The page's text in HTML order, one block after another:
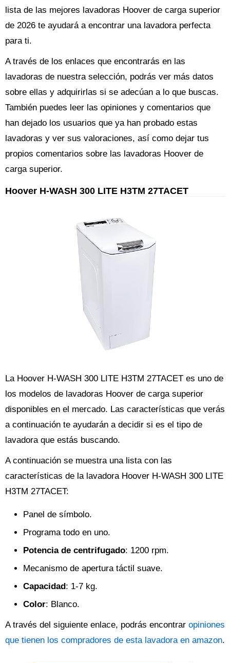
lista de las mejores lavadoras Hoover de carga superior
de 2026 te ayudará a encontrar una lavadora perfecta
para ti.
A través de los enlaces que encontrarás en las
lavadoras de nuestra selección, podrás ver más datos
sobre ellas y adquirirlas si se adecúan a lo que buscas.
También puedes leer las opiniones y comentarios que
han dejado los usuarios que ya han probado estas
lavadoras y ver sus valoraciones, así como dejar tus
propios comentarios sobre las lavadoras Hoover de
carga superior.
Hoover H-WASH 300 LITE H3TM 27TACET
La Hoover H-WASH 300 LITE H3TM 27TACET es uno de
los modelos de lavadoras Hoover de carga superior
disponibles en el mercado. Las características que verás
a continuación te ayudarán a decidir si es el tipo de
lavadora que estás buscando.
A continuación se muestra una lista con las
características de la lavadora Hoover H-WASH 300 LITE
H3TM 27TACET:
Panel de símbolo.
Programa todo en uno.
Potencia de centrifugado: 1200 rpm.
Mecanismo de apertura táctil suave.
Capacidad: 1-7 kg.
Color: Blanco.
A través del siguiente enlace, podrás encontrar opiniones
que tienen los compradores de esta lavadora en amazon.